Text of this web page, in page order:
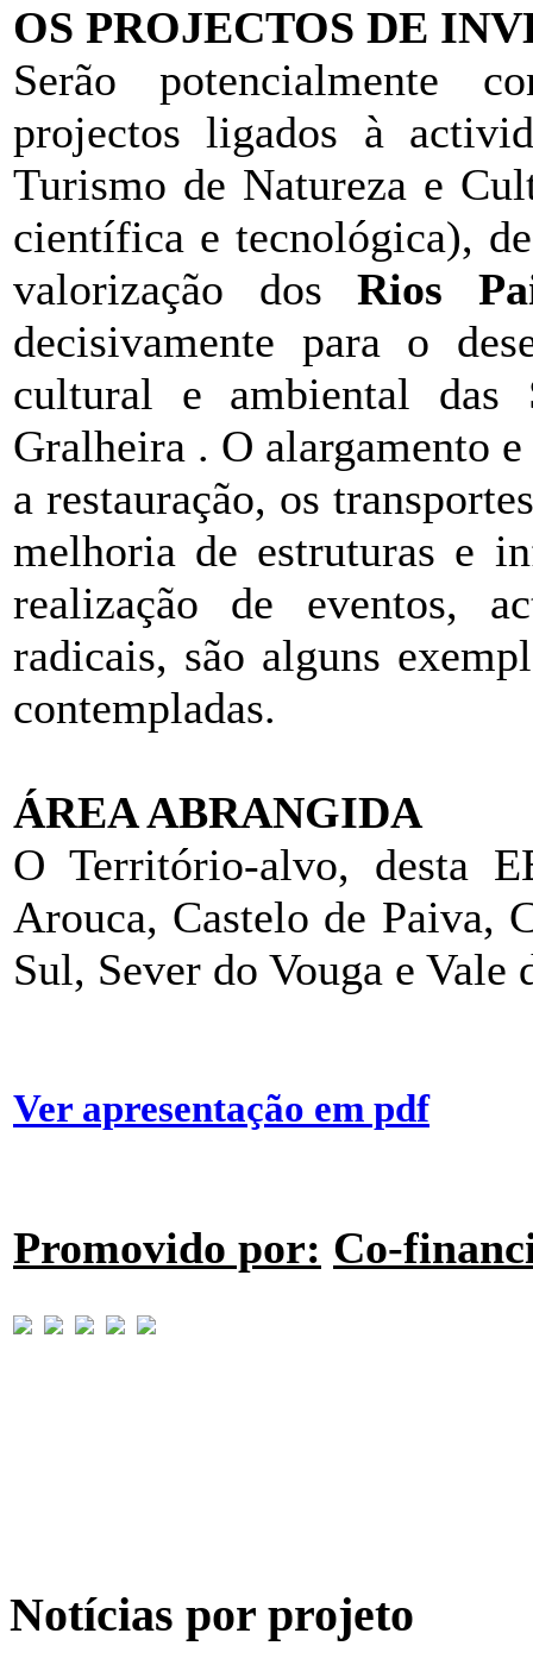
OS PROJECTOS DE
Serão potencialmente
projectos ligados à
Turismo de Natureza e
científica e tecnológica),
valorização dosRios
decisivamente para o
cultural e ambiental das
Gralheira . O alargamento
a restauração, os
melhoria de estruturas e
realização de eventos,
radicais, são alguns
contempladas.
ÁREA ABRANGIDA
O Território-alvo, desta
Arouca, Castelo de Paiva,
Sul, Sever do Vouga e Vale
Ver apresentação em pdf
Promovido por: Co-
Notícias por projeto